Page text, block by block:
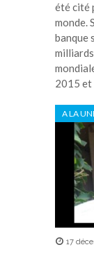
été cité
monde.
banque
2015 et
A LA
17